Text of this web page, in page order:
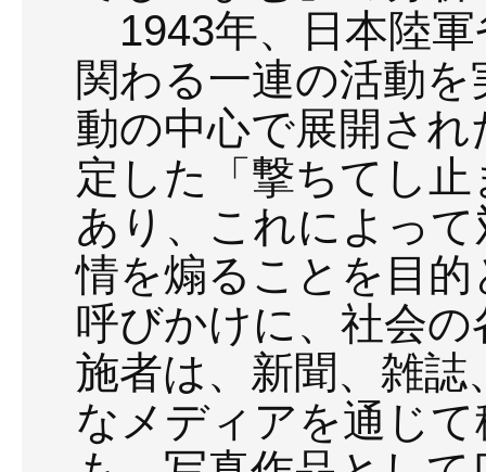
1943年、日本陸軍
関わる一連の活動
動の中心で展開さ
定した「撃ちてし
あり、これによっ
情を煽ることを目
呼びかけに、社会
施者は、新聞、雑
なメディアを通じ